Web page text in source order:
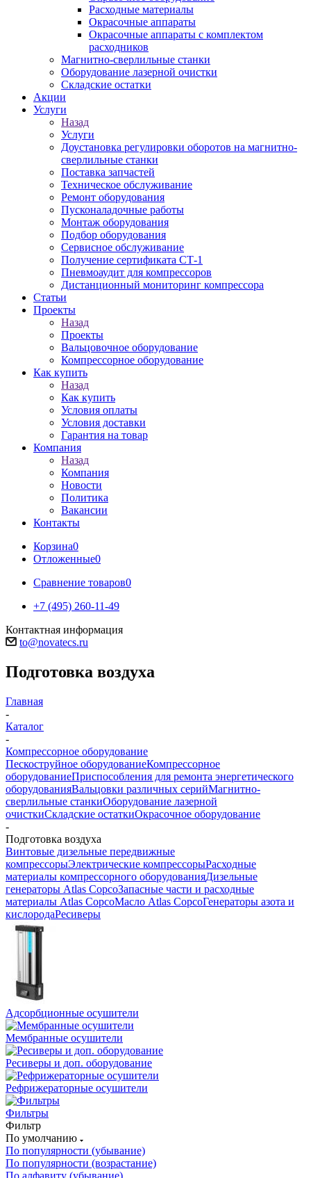
Расходные материалы
Окрасочные аппараты
Окрасочные аппараты с комплектом
расходников
Магнитно-сверлильные станки
Оборудование лазерной очистки
Складские остатки
Акции
Услуги
Назад
Услуги
Доустановка регулировки оборотов на магнитно-
сверлильные станки
Поставка запчастей
Техническое обслуживание
Ремонт оборудования
Пусконаладочные работы
Монтаж оборудования
Подбор оборудования
Сервисное обслуживание
Получение сертификата СТ-1
Пневмоаудит для компрессоров
Дистанционный мониторинг компрессора
Статьи
Проекты
Назад
Проекты
Вальцовочное оборудование
Компрессорное оборудование
Как купить
Назад
Как купить
Условия оплаты
Условия доставки
Гарантия на товар
Компания
Назад
Компания
Новости
Политика
Вакансии
Контакты
Корзина0
Отложенные0
Сравнение товаров0
+7 (495) 260-11-49
Контактная информация
to@novatecs.ru
Подготовка воздуха
Главная
-
Каталог
-
Компрессорное оборудование
Пескоструйное оборудованиеКомпрессорное
оборудованиеПриспособления для ремонта энергетического
оборудованияВальцовки различных серийМагнитно-
сверлильные станкиОборудование лазерной
очисткиСкладские остаткиОкрасочное оборудование
-
Подготовка воздуха
Винтовые дизельные передвижные
компрессорыЭлектрические компрессорыРасходные
материалы компрессорного оборудованияДизельные
генераторы Atlas CopcoЗапасные части и расходные
материалы Atlas CopcoМасло Atlas CopcoГенераторы азота и
кислородаРесиверы
Адсорбционные осушители
Мембранные осушители
Ресиверы и доп. оборудование
Рефрижераторные осушители
Фильтры
Фильтр
По умолчанию
По популярности (убывание)
По популярности (возрастание)
По алфавиту (убывание)